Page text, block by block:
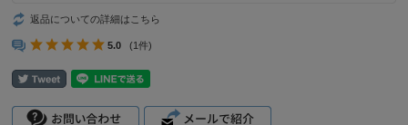
返品についての詳細はこちら
5.0 (1件)